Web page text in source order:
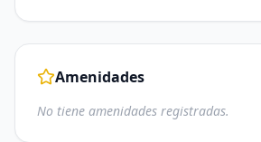
Amenidades
No tiene amenidades registradas.